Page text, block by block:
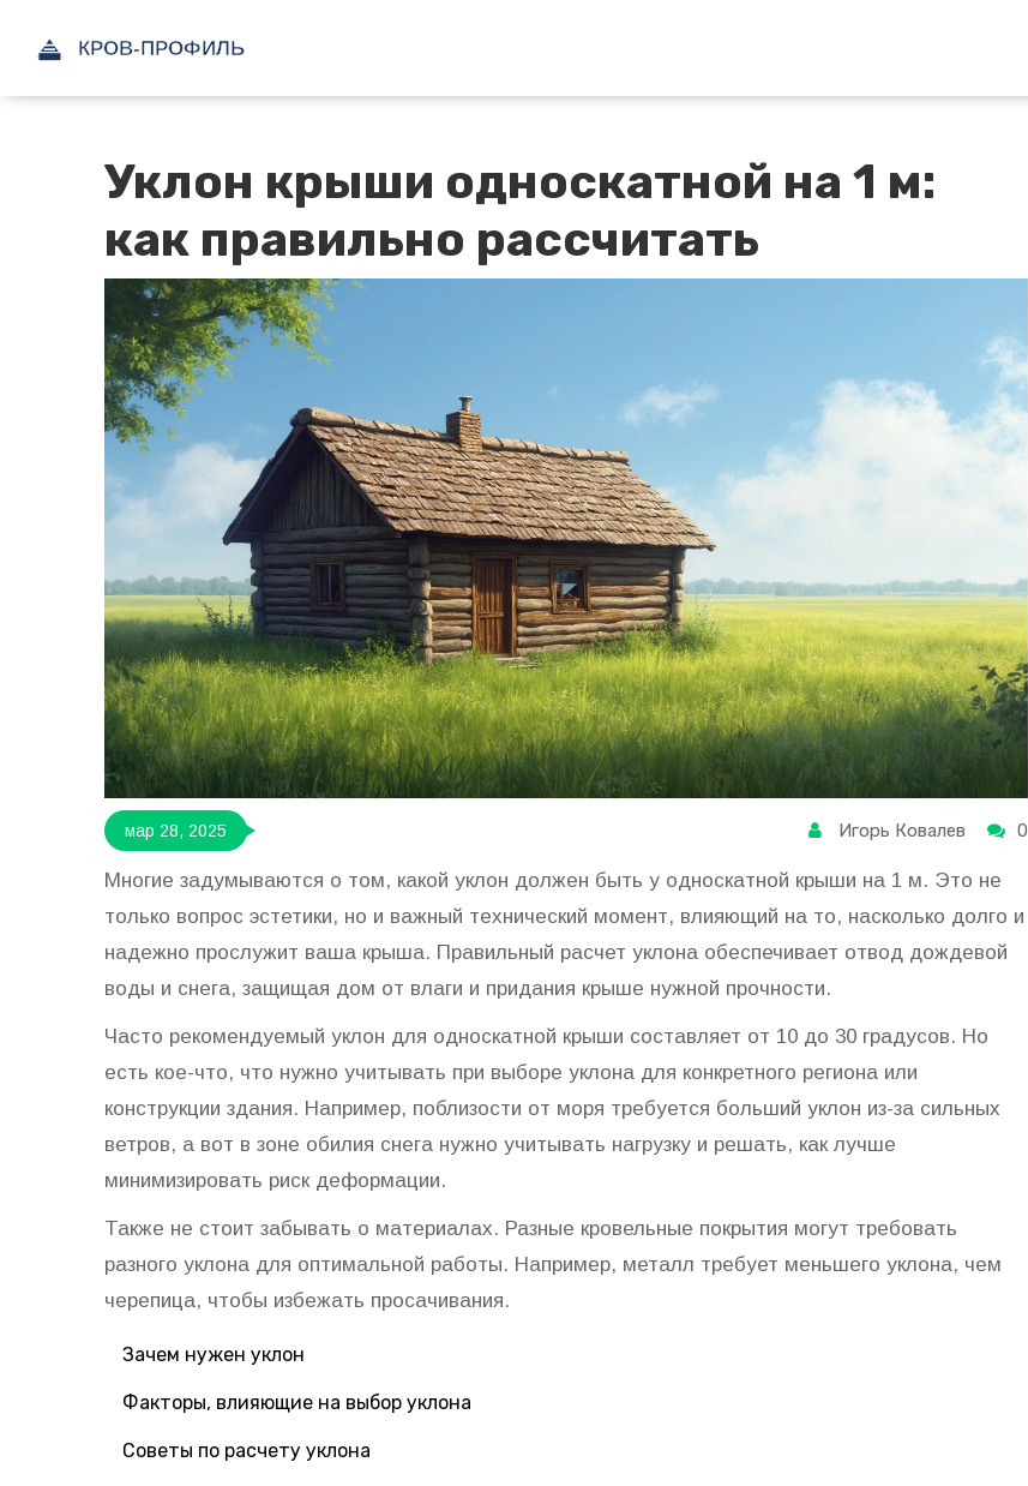
Уклон крыши односкатной на 1 м:
как правильно рассчитать
мар 28, 2025 Игорь Ковалев 0
Многие задумываются о том, какой уклон должен быть у односкатной крыши на 1 м. Это не
только вопрос эстетики, но и важный технический момент, влияющий на то, насколько долго и
надежно прослужит ваша крыша. Правильный расчет уклона обеспечивает отвод дождевой
воды и снега, защищая дом от влаги и придания крыше нужной прочности.
Часто рекомендуемый уклон для односкатной крыши составляет от 10 до 30 градусов. Но
есть кое-что, что нужно учитывать при выборе уклона для конкретного региона или
конструкции здания. Например, поблизости от моря требуется больший уклон из-за сильных
ветров, а вот в зоне обилия снега нужно учитывать нагрузку и решать, как лучше
минимизировать риск деформации.
Также не стоит забывать о материалах. Разные кровельные покрытия могут требовать
разного уклона для оптимальной работы. Например, металл требует меньшего уклона, чем
черепица, чтобы избежать просачивания.
Зачем нужен уклон
Факторы, влияющие на выбор уклона
Советы по расчету уклона